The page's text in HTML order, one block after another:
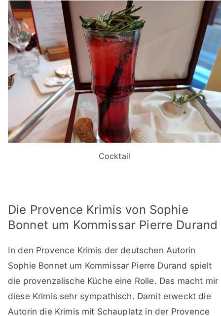
Cocktail
Die Provence Krimis von Sophie
Bonnet um Kommissar Pierre Durand
In den Provence Krimis der deutschen Autorin
Sophie Bonnet um Kommissar Pierre Durand spielt
die provenzalische Küche eine Rolle. Das macht mir
diese Krimis sehr sympathisch. Damit erweckt die
Autorin die Krimis mit Schauplatz in der Provence